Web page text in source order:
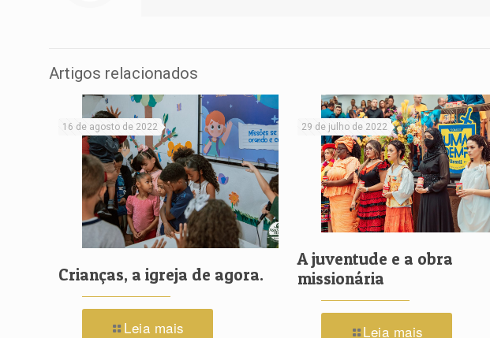
Artigos relacionados
16 de agosto de 2022
Crianças, a igreja de agora.
Leia mais
29 de julho de 2022
A juventude e a obra
missionária
Leia mais